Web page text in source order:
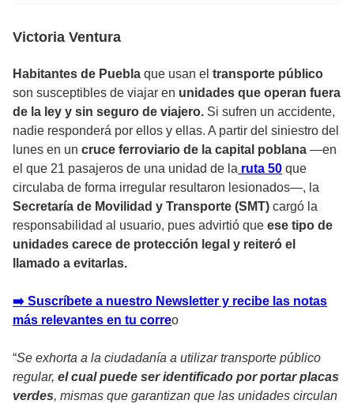
Victoria Ventura
Habitantes de Puebla que usan el transporte público
son susceptibles de viajar en unidades que operan fuera
de la ley y sin seguro de viajero. Si sufren un accidente,
nadie responderá por ellos y ellas. A partir del siniestro del
lunes en un cruce ferroviario de la capital poblana —en
el que 21 pasajeros de una unidad de la ruta 50 que
circulaba de forma irregular resultaron lesionados—, la
Secretaría de Movilidad y Transporte (SMT) cargó la
responsabilidad al usuario, pues advirtió que ese tipo de
unidades carece de protección legal y reiteró el
llamado a evitarlas.
➡️ Suscríbete a nuestro Newsletter y recibe las notas
más relevantes en tu correo
“Se exhorta a la ciudadanía a utilizar transporte público
regular, el cual puede ser identificado por portar placas
verdes, mismas que garantizan que las unidades circulan